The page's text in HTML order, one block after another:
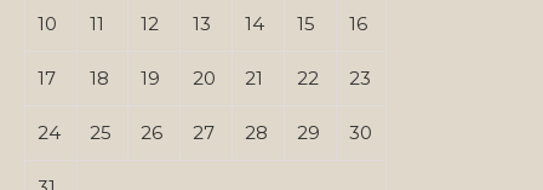
10 11 12 13 14 15 16
17 18 19 20 21 22 23
24 25 26 27 28 29 30